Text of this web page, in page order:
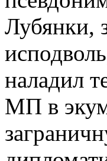
Лубянки,
наладил
МП в